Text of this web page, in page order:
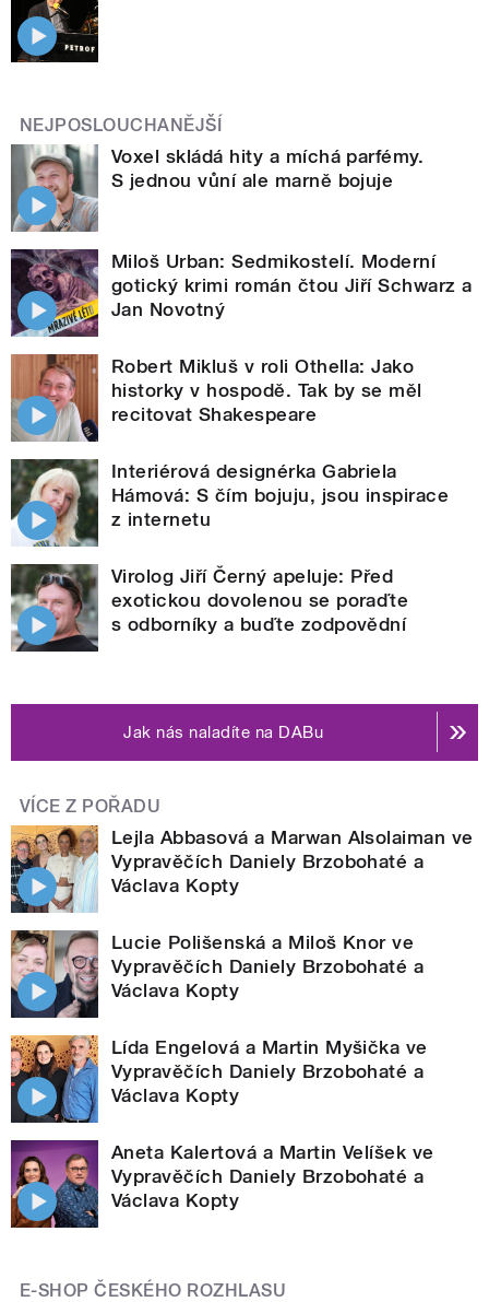
NEJPOSLOUCHANĚJŠÍ
Voxel skládá hity a míchá parfémy.
S jednou vůní ale marně bojuje
Miloš Urban: Sedmikostelí. Moderní
gotický krimi román čtou Jiří Schwarz a
Jan Novotný
Robert Mikluš v roli Othella: Jako
historky v hospodě. Tak by se měl
recitovat Shakespeare
Interiérová designérka Gabriela
Hámová: S čím bojuju, jsou inspirace
z internetu
Virolog Jiří Černý apeluje: Před
exotickou dovolenou se poraďte
s odborníky a buďte zodpovědní
Jak nás naladíte na DABu
VÍCE Z POŘADU
Lejla Abbasová a Marwan Alsolaiman ve
Vypravěčích Daniely Brzobohaté a
Václava Kopty
Lucie Polišenská a Miloš Knor ve
Vypravěčích Daniely Brzobohaté a
Václava Kopty
Lída Engelová a Martin Myšička ve
Vypravěčích Daniely Brzobohaté a
Václava Kopty
Aneta Kalertová a Martin Velíšek ve
Vypravěčích Daniely Brzobohaté a
Václava Kopty
E-SHOP ČESKÉHO ROZHLASU